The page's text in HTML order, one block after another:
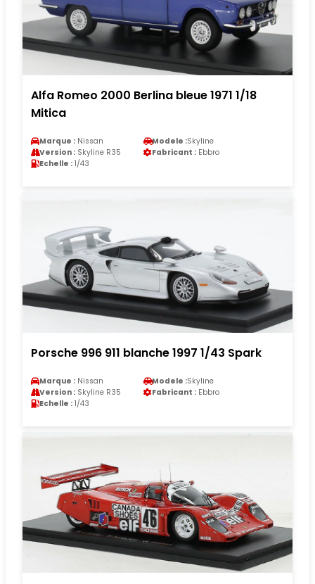
Alfa Romeo 2000 Berlina bleue 1971 1/18
Mitica
Marque : Nissan Modele :Skyline
Version : Skyline R35 Fabricant : Ebbro
Echelle : 1/43
Porsche 996 911 blanche 1997 1/43 Spark
Marque : Nissan Modele :Skyline
Version : Skyline R35 Fabricant : Ebbro
Echelle : 1/43